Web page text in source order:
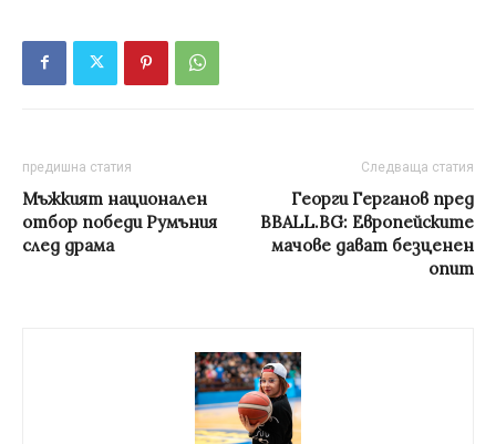
предишна статия
Мъжкият национален
отбор победи Румъния
след драма
Следваща статия
Георги Герганов пред
BBALL.BG: Европейските
мачове дават безценен
опит